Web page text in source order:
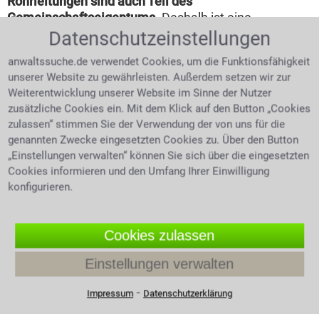
Gemeinschaftseigentums. Deshalb ist eine
Badsanierung zwar ersteinmal die alleinige
Entscheidung des Sondereigentümers, sind jedoch
durch den Umbau neue Rohre oder ein Umbau der
Rohre nötig, so muss dies von der
Eigentümergemeinschaft beschlossen werden.
Sonderwünsche können jedoch, wenn es sich um
sondereingentumsfähige Dinge handelt, über die
Teilungserklärung berücksichtigt werden. Je mehr
Wohnungseigentümer in einer Gemeinschaft sind,
desto schwieriger wird es einen Konsens bei
gemeinschaftlich zu beschließenden Reparaturen
Fachwissen eines Anwalts für
Wohnungseigentumsrecht bevor es zu einem Prozess
Wer haftet bei Schäden
Datenschutzeinstellungen
anwaltssuche.de verwendet Cookies, um die Funktionsfähigkeit
unserer Website zu gewährleisten. Außerdem setzen wir zur
Weiterentwicklung unserer Website im Sinne der Nutzer
zusätzliche Cookies ein. Mit dem Klick auf den Button „Cookies
zulassen“ stimmen Sie der Verwendung der von uns für die
genannten Zwecke eingesetzten Cookies zu. Über den Button
„Einstellungen verwalten“ können Sie sich über die eingesetzten
Cookies informieren und den Umfang Ihrer Einwilligung
konfigurieren.
Cookies zulassen
Einstellungen verwalten
Impressum⁃ Datenschutzerklärung